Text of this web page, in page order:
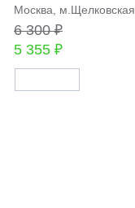
Москва, м.Щелковская
6 300 ₽
5 355 ₽